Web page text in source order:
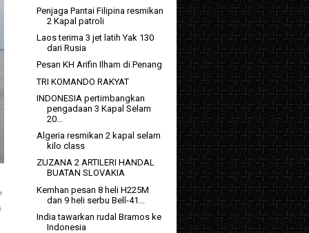
Penjaga Pantai Filipina resmikan
2 Kapal patroli
Laos terima 3 jet latih Yak 130
dari Rusia
Pesan KH Arifin Ilham di Penang
TRI KOMANDO RAKYAT
INDONESIA pertimbangkan
pengadaan 3 Kapal Selam
20...
Algeria resmikan 2 kapal selam
kilo class
ZUZANA 2 ARTILERI HANDAL
BUATAN SLOVAKIA
Kemhan pesan 8 heli H225M
dan 9 heli serbu Bell-41...
India tawarkan rudal Bramos ke
Indonesia